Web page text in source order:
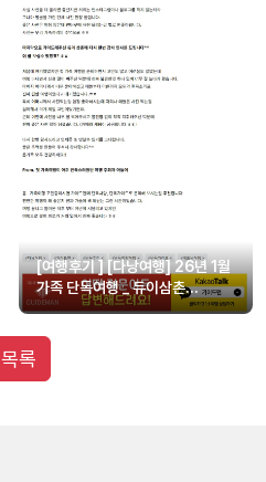
[여행후기 ] [다낭여행] 26년 1월
가족 단독여행 _ 듀이삼촌
아버지가 한국 놀러오시래요 ㅎㅎ
목록